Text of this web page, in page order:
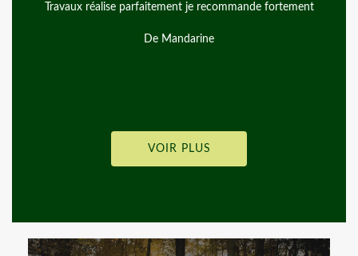
Merci à Monsieur Mayer, pour ce grand professionnalisme
VOIR PLUS